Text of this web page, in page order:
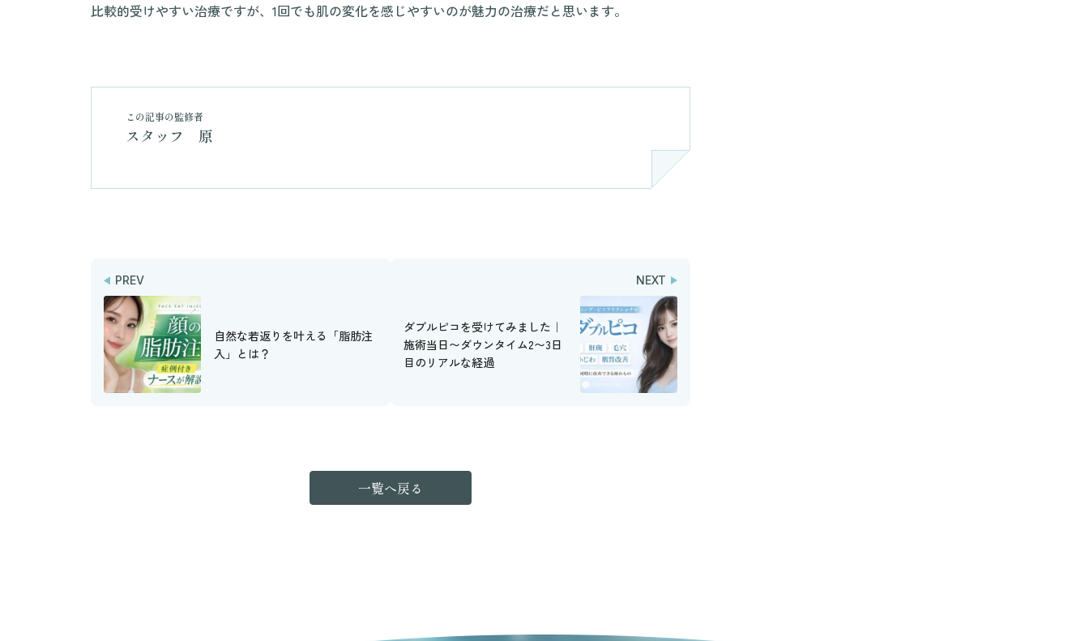
比較的受けやすい治療ですが、1回でも肌の変化を感じやすいのが魅力の治療だと思います。
この記事の監修者
スタッフ 原
PREV
自然な若返りを叶える「脂肪注
入」とは？
NEXT
ダブルピコを受けてみました｜
施術当日〜ダウンタイム2〜3日
目のリアルな経過
一覧へ戻る